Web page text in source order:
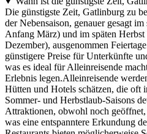
Die günstigste Zeit, Gatlinburg zu
der Nebensaison, genauer gesagt
Anfang März) und im späten
Dezember), ausgenommen
günstigere Preise für Unterkünfte
was es ideal für Alleinreisende
Erlebnis legen.Alleinreisende
Hütten und Hotels schätzen, die oft
Sommer- und Herbstlaub-Saisons
Attraktionen, obwohl noch geöffnet,
was eine entspanntere Erkundung